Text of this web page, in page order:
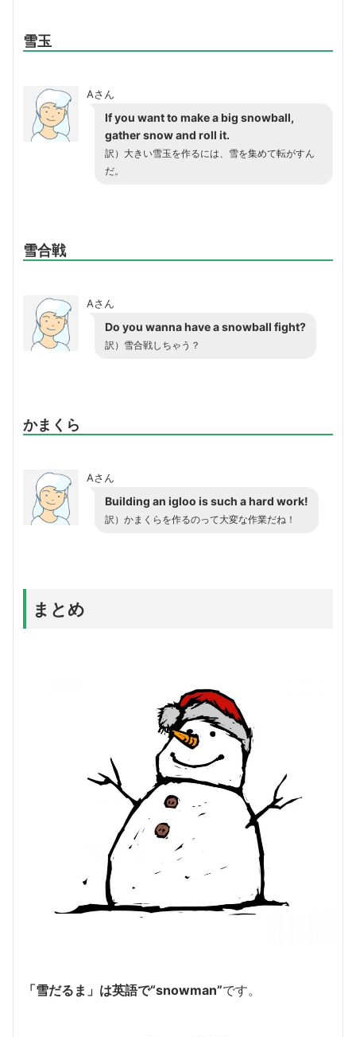
雪玉
Aさん
If you want to make a big snowball,
gather snow and roll it.
訳）大きい雪玉を作るには、雪を集めて転がすん
だ。
雪合戦
Aさん
Do you wanna have asnowball fight?
訳）雪合戦しちゃう？
かまくら
Aさん
Building an igloo is such a hard work!
訳）かまくらを作るのって大変な作業だね！
まとめ
「雪だるま」は英語で“snowman”です。